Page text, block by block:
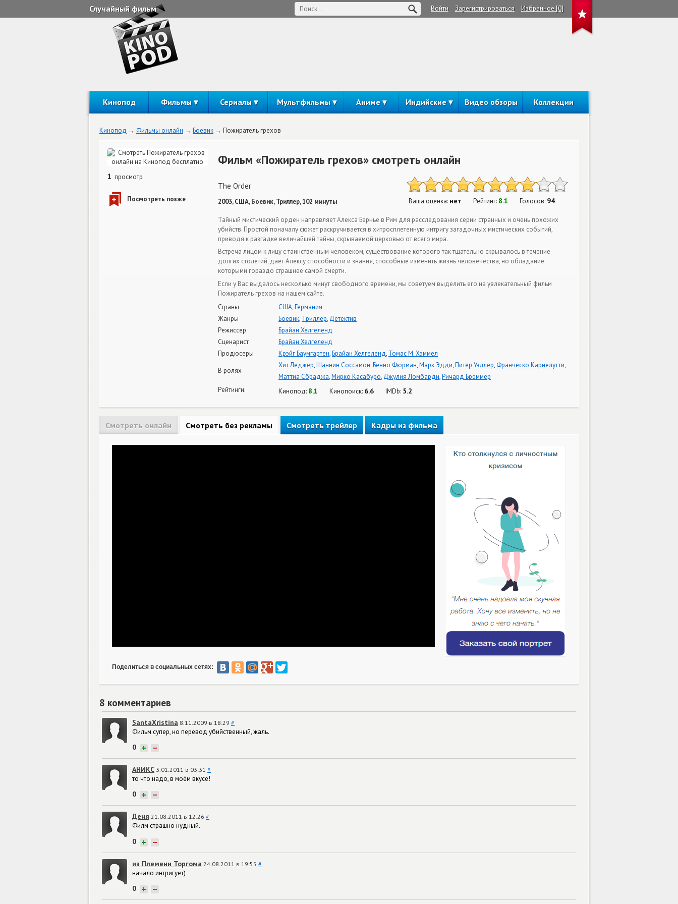
Случайный фильм Войти Зарегистрироваться Избранное [0]
Кинопод Фильмы Сериалы Мультфильмы Аниме Индийские Видео обзоры Коллекции
Кинопод Фильмы онлайн Боевик Пожиратель грехов
1 просмотр
Фильм «Пожиратель грехов» смотреть онлайн
The Order
2003, США, Боевик, Триллер, 102 минуты Ваша оценка: нет Рейтинг: 8.1 Голосов: 94
Тайный мистический орден направляет Алекса Бернье в Рим для расследования серии странных и очень похожих
убийств. Простой поначалу сюжет раскручивается в хитросплетенную интригу загадочных мистических событий,
приводя к разгадке величайшей тайны, скрываемой церковью от всего мира.
Встреча лицом к лицу с таинственным человеком, существование которого так тщательно скрывалось в течение
долгих столетий, дает Алексу способности и знания, способные изменить жизнь человечества, но обладание
которыми гораздо страшнее самой смерти.
Если у Вас выдалось несколько минут свободного времени, мы советуем выделить его на увлекательный фильм
Пожиратель грехов на нашем сайте.
Страны
США,Германия
Жанры
Боевик, Триллер, Детектив
Режиссер
Брайан Хелгеленд
Сценарист
Брайан Хелгеленд
Продюсеры
Крэйг Баумгартен,Брайан Хелгеленд, Томас М. Хэммел
В ролях
Хит Леджер,Шаннин Соссамон,Бенно Фюрман,Марк Эдди,Питер Уэллер,Франческо Карнелутти,
Маттиа Сбраджа,Мирко Касабуро, Джулия Ломбарди,Ричард Бреммер
Рейтинги:
Кинопод: 8.1 Кинопоиск: 6.6 IMDb: 5.2
Смотреть онлайн Смотреть без рекламы Смотреть трейлер Кадры из фильма
Поделиться в социальных сетях:
8 комментариев
SantaXristina 8.11.2009 в 18:29 #
Фильм супер, но перевод убийственный, жаль.
0 + −
АНИКС 3.01.2011 в 03:31 #
то что надо, в моём вкусе!
0 + −
Деня 21.08.2011 в 12:26 #
Филм страшно нудный.
0 + −
из Племени Торгома 24.08.2011 в 19:55 #
начало интригует)
0 + −